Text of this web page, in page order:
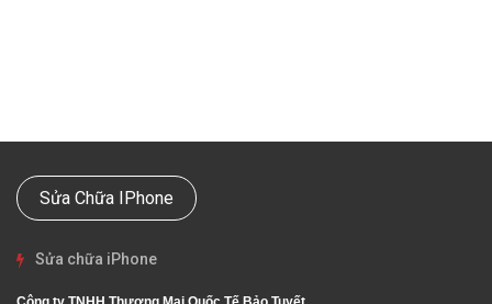
Sửa Chữa IPhone
Sửa chữa iPhone